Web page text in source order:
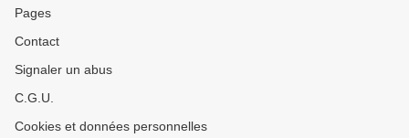
Pages
Contact
Signaler un abus
C.G.U.
Cookies et données personnelles